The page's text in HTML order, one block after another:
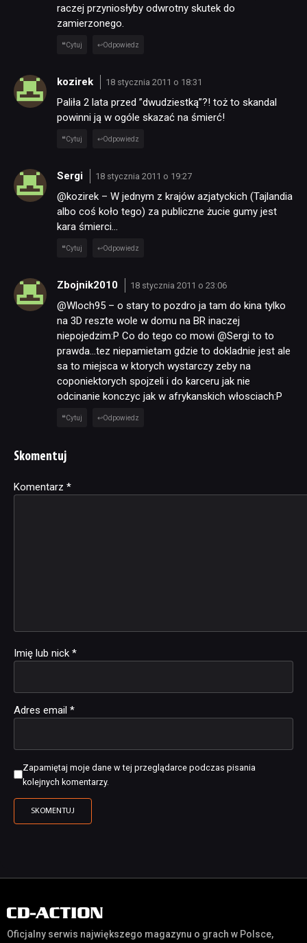
raczej przyniosłyby odwrotny skutek do
zamierzonego.
Cytuj Odpowiedz
kozirek 18 stycznia 2011 o 18:31
Paliła 2 lata przed ”dwudziestką”?! toż to skandal
powinni ją w ogóle skazać na śmierć!
Cytuj Odpowiedz
Sergi 18 stycznia 2011 o 19:27
@kozirek – W jednym z krajów azjatyckich (Tajlandia
albo coś koło tego) za publiczne żucie gumy jest
kara śmierci…
Cytuj Odpowiedz
Zbojnik2010 18 stycznia 2011 o 23:06
@Wloch95 – o stary to pozdro ja tam do kina tylko
na 3D reszte wole w domu na BR inaczej
niepojedzim:P Co do tego co mowi @Sergi to to
prawda…tez niepamietam gdzie to dokladnie jest ale
sa to miejsca w ktorych wystarczy zeby na
coponiektorych spojzeli i do karceru jak nie
odcinanie konczyc jak w afrykanskich włosciach:P
Cytuj Odpowiedz
Skomentuj
Komentarz *
Imię lub nick *
Adres email *
Zapamiętaj moje dane w tej przeglądarce podczas pisania
kolejnych komentarzy.
Alternative:
Oficjalny serwis największego magazynu o grach w Polsce,